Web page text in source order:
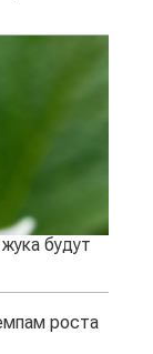
будут
роста